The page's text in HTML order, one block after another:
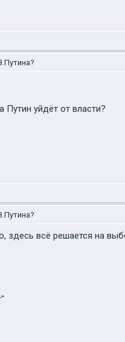
уйдёт от власти?
здесь всё решается на